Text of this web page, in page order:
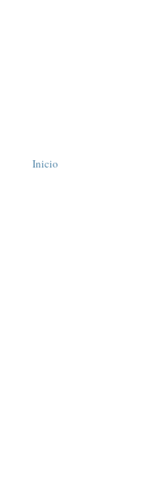
Inicio